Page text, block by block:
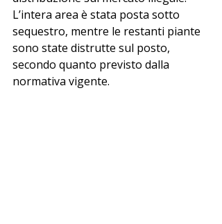
L’intera area è stata posta sotto
sequestro, mentre le restanti piante
sono state distrutte sul posto,
secondo quanto previsto dalla
normativa vigente.